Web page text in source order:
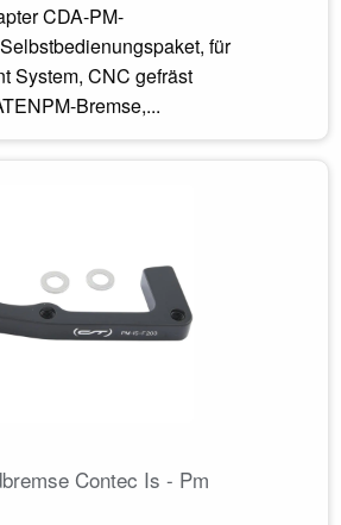
CDA-PM-
für
System, CNC gefräst
Bremse,...
Contec Is - Pm